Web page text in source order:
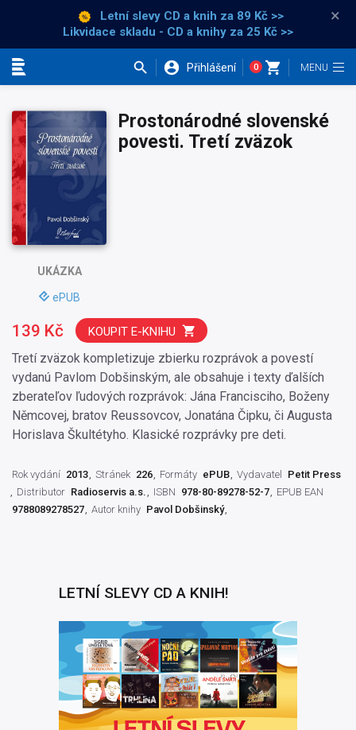
Letní slevy CD a knih za 89 Kč >>
Likvidace skladu - CD a knihy za 25 Kč >>
×
Přihlášení 0
UKÁZKA
ePUB
Prostonárodné slovenské
povesti. Tretí zväzok
Tretí zväzok kompletizuje zbierku rozprávok a povestí
vydanú Pavlom Dobšinským, ale obsahuje i texty ďalších
zberateľov ľudových rozprávok: Jána Francisciho, Boženy
Němcovej, bratov Reussovcov, Jonatána Čipku, či Augusta
Horislava Škultétyho. Klasické rozprávky pre deti.
139 Kč KOUPIT E-KNIHU
Rok vydání 2013 Stránek 226 Formáty ePUB Vydavatel
Petit Press
Distributor Radioservis a.s. ISBN 978-80-89278-52-7
EPUB EAN
9788089278527 Autor knihy Pavol Dobšinský
LETNÍ SLEVY CD A KNIH!